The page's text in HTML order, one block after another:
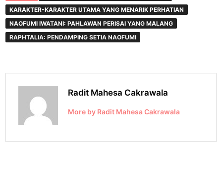
KARAKTER-KARAKTER UTAMA YANG MENARIK PERHATIAN
NAOFUMI IWATANI: PAHLAWAN PERISAI YANG MALANG
RAPHTALIA: PENDAMPING SETIA NAOFUMI
Radit Mahesa Cakrawala
More by Radit Mahesa Cakrawala